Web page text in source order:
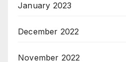
January 2023
December 2022
November 2022